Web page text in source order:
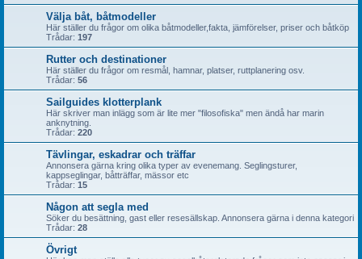
Välja båt, båtmodeller
Här ställer du frågor om olika båtmodeller,fakta, jämförelser, priser och båtköp
Trådar: 197
Rutter och destinationer
Här ställer du frågor om resmål, hamnar, platser, ruttplanering osv.
Trådar: 56
Sailguides klotterplank
Här skriver man inlägg som är lite mer "filosofiska" men ändå har marin
anknytning.
Trådar: 220
Tävlingar, eskadrar och träffar
Annonsera gärna kring olika typer av evenemang. Seglingsturer,
kappseglingar, båtträffar, mässor etc
Trådar: 15
Någon att segla med
Söker du besättning, gast eller resesällskap. Annonsera gärna i denna kategori
Trådar: 28
Övrigt